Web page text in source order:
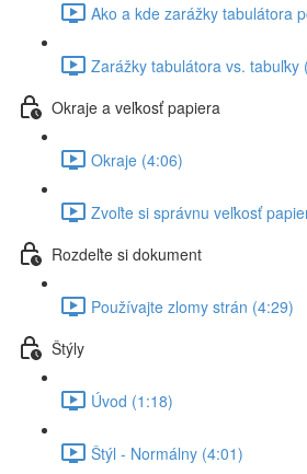
Ako a kde zarážky tabulátora
Zarážky tabulátora vs. tabuľky
Okraje a veľkosť papiera
Okraje (4:06)
Zvoľte si správnu veľkosť
Rozdeľte si dokument
Používajte zlomy strán (4:29)
Štýly
Úvod (1:18)
Štýl - Normálny (4:01)